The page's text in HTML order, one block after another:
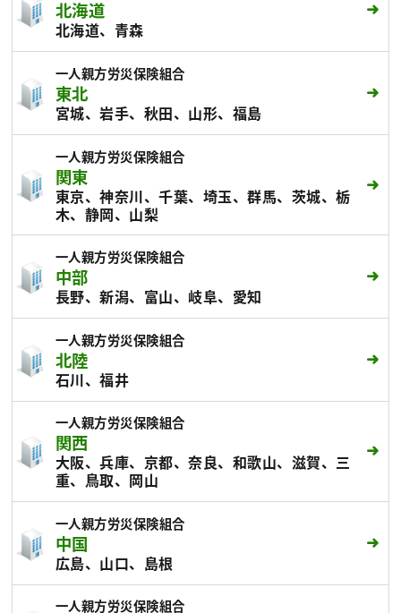
北海道
北海道、青森
一人親方労災保険組合
東北
宮城、岩手、秋田、山形、福島
一人親方労災保険組合
関東
東京、神奈川、千葉、埼玉、群馬、茨城、栃
木、静岡、山梨
一人親方労災保険組合
中部
長野、新潟、富山、岐阜、愛知
一人親方労災保険組合
北陸
石川、福井
一人親方労災保険組合
関西
大阪、兵庫、京都、奈良、和歌山、滋賀、三
重、鳥取、岡山
一人親方労災保険組合
中国
広島、山口、島根
一人親方労災保険組合